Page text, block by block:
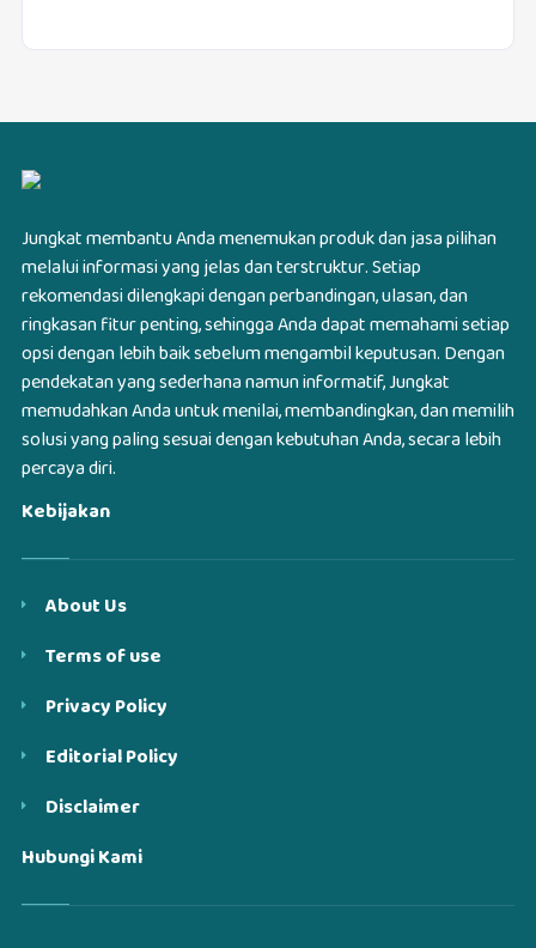
Jungkat membantu Anda menemukan produk dan jasa pilihan
melalui informasi yang jelas dan terstruktur. Setiap
rekomendasi dilengkapi dengan perbandingan, ulasan, dan
ringkasan fitur penting, sehingga Anda dapat memahami setiap
opsi dengan lebih baik sebelum mengambil keputusan. Dengan
pendekatan yang sederhana namun informatif, Jungkat
memudahkan Anda untuk menilai, membandingkan, dan memilih
solusi yang paling sesuai dengan kebutuhan Anda, secara lebih
percaya diri.
Kebijakan
About Us
Terms of use
Privacy Policy
Editorial Policy
Disclaimer
Hubungi Kami